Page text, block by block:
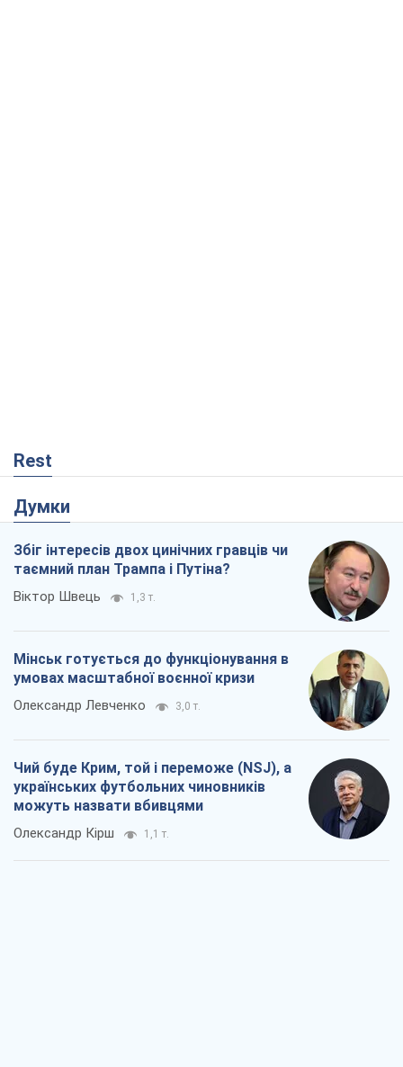
Rest
Думки
Збіг інтересів двох цинічних гравців чи
таємний план Трампа і Путіна?
Віктор Швець 1,3 т.
Мінськ готується до функціонування в
умовах масштабної воєнної кризи
Олександр Левченко 3,0 т.
Чий буде Крим, той і переможе (NSJ), а
українських футбольних чиновників
можуть назвати вбивцями
Олександр Кірш 1,1 т.